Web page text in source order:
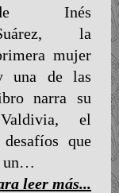
Inés
la
mujer
una de las
narra su
el
que
un…
leer más...